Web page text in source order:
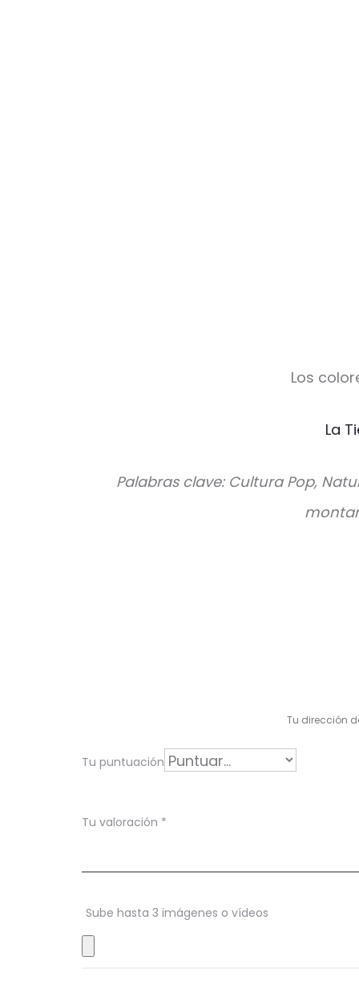
Los
La
Palabras clave: Cultura Pop,
r
c
n
e
Tu dirección
Tu puntuación
Tu valoración *
Sube hasta 3 imágenes o vídeos